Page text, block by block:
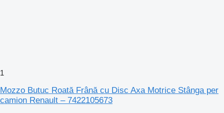
1
Mozzo Butuc Roată Frână cu Disc Axa Motrice Stânga per
camion Renault – 7422105673